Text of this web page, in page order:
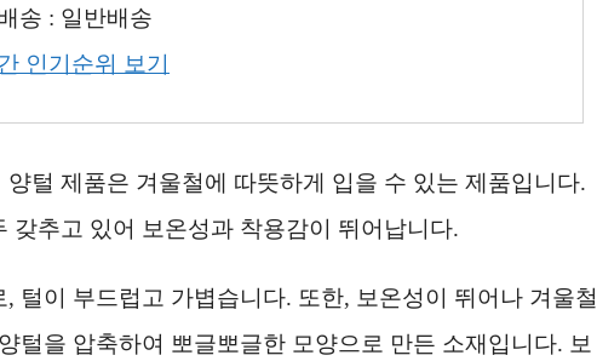
송 : 일반배송
인기순위 보기
털 제품은 겨울철에 따뜻하게 입을 수 있는 제품입니다.
갖추고 있어 보온성과 착용감이 뛰어납니다.
털이 부드럽고 가볍습니다. 또한, 보온성이 뛰어나 겨울철
털을 압축하여 뽀글뽀글한 모양으로 만든 소재입니다. 보